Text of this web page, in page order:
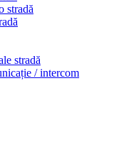
stradă
stradă
/ intercom